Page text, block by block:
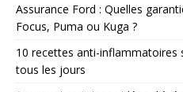
Assurance Ford : Quelles
Focus, Puma ou Kuga ?
10 recettes anti-inflammatoires
tous les jours